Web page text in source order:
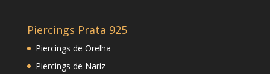
Piercings Prata 925
Piercings de Orelha
Piercings de Nariz